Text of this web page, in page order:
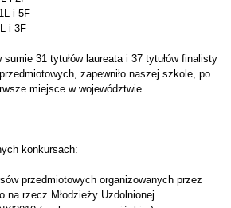
i 5F
i 3F
31 tytułów laureata i 37 tytułów finalisty
zapewniło naszej szkole, po
miejsce w województwie
konkursach:
przedmiotowych organizowanych przez
na rzecz Młodzieży Uzdolnionej